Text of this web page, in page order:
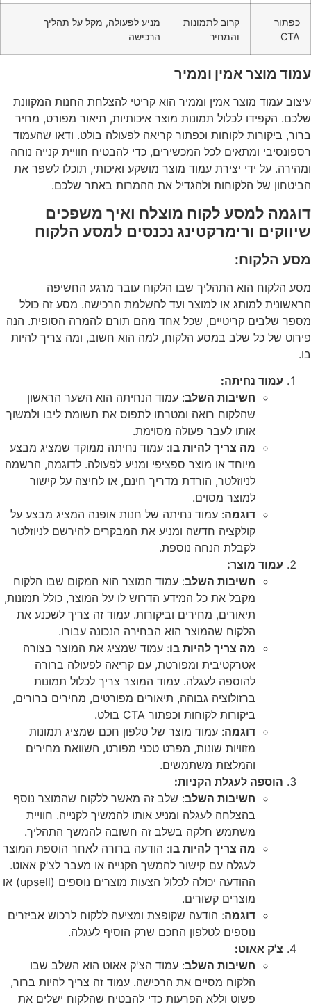
כפתור
CTA
קרוב לתמונות
והמחיר
מניע לפעולה, מקל על תהליך
הרכישה
עמוד מוצר אמין וממיר
עיצוב עמוד מוצר אמין וממיר הוא קריטי להצלחת החנות המקוונת
שלכם. הקפידו לכלול תמונות מוצר איכותיות, תיאור מפורט, מחיר
ברור, ביקורות לקוחות וכפתור קריאה לפעולה בולט. ודאו שהעמוד
רספונסיבי ומתאים לכל המכשירים, כדי להבטיח חוויית קנייה נוחה
ומהירה. על ידי יצירת עמוד מוצר מושקע ואיכותי, תוכלו לשפר את
הביטחון של הלקוחות ולהגדיל את ההמרות באתר שלכם.
דוגמה למסע לקוח מוצלח ואיך משפכים
שיווקים ורימרקטינג נכנסים למסע הלקוח
מסע הלקוח:
מסע הלקוח הוא התהליך שבו הלקוח עובר מרגע החשיפה
הראשונית למותג או למוצר ועד להשלמת הרכישה. מסע זה כולל
מספר שלבים קריטיים, שכל אחד מהם תורם להמרה הסופית. הנה
פירוט של כל שלב במסע הלקוח, למה הוא חשוב, ומה צריך להיות
בו.
עמוד נחיתה:
חשיבות השלב: עמוד הנחיתה הוא השער הראשון
שהלקוח רואה ומטרתו לתפוס את תשומת ליבו ולמשוך
אותו לעבר פעולה מסוימת.
מה צריך להיות בו: עמוד נחיתה ממוקד שמציג מבצע
מיוחד או מוצר ספציפי ומניע לפעולה. לדוגמה, הרשמה
לניוזלטר, הורדת מדריך חינם, או לחיצה על קישור
למוצר מסוים.
דוגמה: עמוד נחיתה של חנות אופנה המציג מבצע על
קולקציה חדשה ומניע את המבקרים להירשם לניוזלטר
לקבלת הנחה נוספת.
עמוד מוצר:
חשיבות השלב: עמוד המוצר הוא המקום שבו הלקוח
מקבל את כל המידע הדרוש לו על המוצר, כולל תמונות,
תיאורים, מחירים וביקורות. עמוד זה צריך לשכנע את
הלקוח שהמוצר הוא הבחירה הנכונה עבורו.
מה צריך להיות בו: עמוד שמציג את המוצר בצורה
אטרקטיבית ומפורטת, עם קריאה לפעולה ברורה
להוספה לעגלה. עמוד המוצר צריך לכלול תמונות
ברזולוציה גבוהה, תיאורים מפורטים, מחירים ברורים,
ביקורות לקוחות וכפתור CTA בולט.
דוגמה: עמוד מוצר של טלפון חכם שמציג תמונות
מזוויות שונות, מפרט טכני מפורט, השוואת מחירים
והמלצות משתמשים.
הוספה לעגלת הקניות:
חשיבות השלב: שלב זה מאשר ללקוח שהמוצר נוסף
בהצלחה לעגלה ומניע אותו להמשיך לקנייה. חוויית
משתמש חלקה בשלב זה חשובה להמשך התהליך.
מה צריך להיות בו: הודעה ברורה לאחר הוספת המוצר
לעגלה עם קישור להמשך הקנייה או מעבר לצ'ק אאוט.
ההודעה יכולה לכלול הצעות מוצרים נוספים (upsell) או
מוצרים קשורים.
דוגמה: הודעה שקופצת ומציעה ללקוח לרכוש אביזרים
נוספים לטלפון החכם שרק הוסיף לעגלה.
צ'ק אאוט:
חשיבות השלב: עמוד הצ'ק אאוט הוא השלב שבו
הלקוח מסיים את הרכישה. עמוד זה צריך להיות ברור,
פשוט וללא הפרעות כדי להבטיח שהלקוח ישלים את